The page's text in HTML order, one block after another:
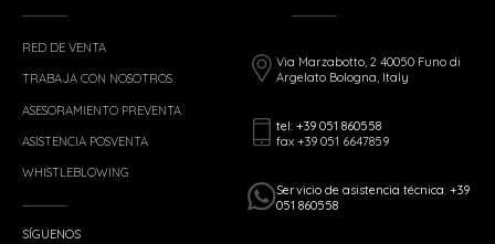
RED DE VENTA
TRABAJA CON NOSOTROS
ASESORAMIENTO PREVENTA
ASISTENCIA POSVENTA
WHISTLEBLOWING
Via Marzabotto, 2 40050 Funo di
Argelato Bologna, Italy
tel: +39 051 860558
fax +39 051 6647859
Servicio de asistencia técnica: +39
051 860558
SÍGUENOS